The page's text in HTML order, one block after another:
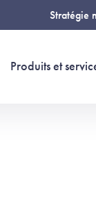
Stratégie
Produits et